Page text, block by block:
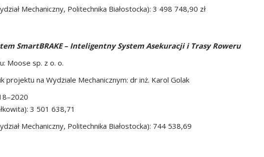
Mechaniczny, Politechnika Białostocka): 3 498 748,90 zł
SmartBRAKE – Inteligentny System Asekuracji i Trasy Roweru
Moose sp. z o. o.
projektu na Wydziale Mechanicznym: dr inż. Karol Golak
3 501 638,71
Mechaniczny, Politechnika Białostocka): 744 538,69